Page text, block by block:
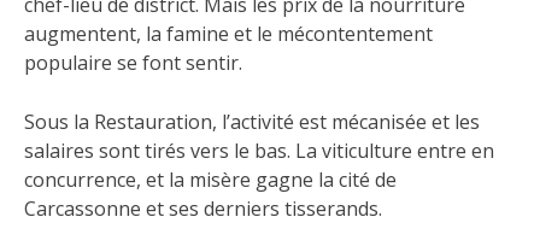
augmentent, la famine et le mécontentement
populaire se font sentir.
Sous la Restauration, l’activité est mécanisée et les
salaires sont tirés vers le bas. La viticulture entre en
concurrence, et la misère gagne la cité de
Carcassonne et ses derniers tisserands.